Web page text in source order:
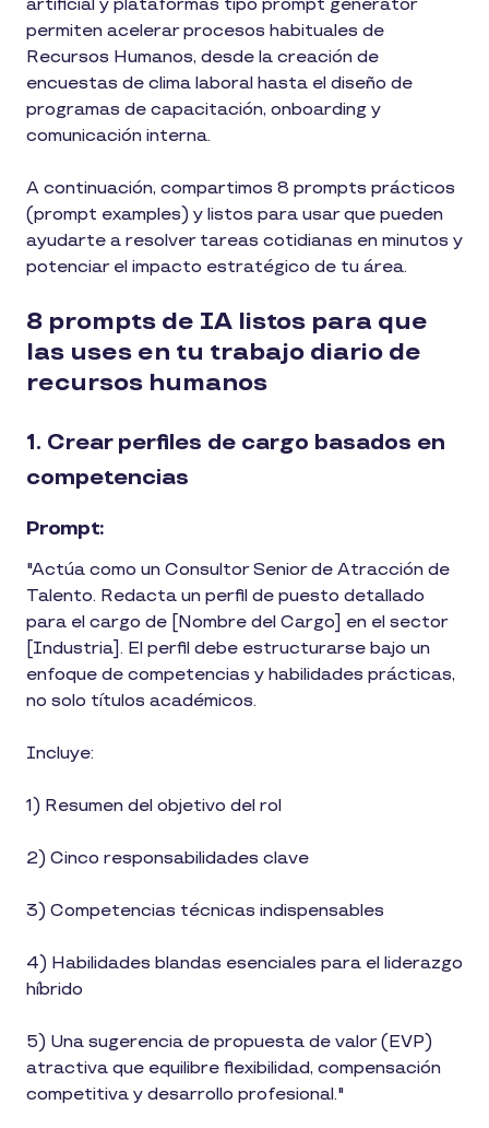
artificial y plataformas tipo prompt generator
permiten acelerar procesos habituales de
Recursos Humanos, desde la creación de
encuestas de clima laboral hasta el diseño de
programas de capacitación, onboarding y
comunicación interna.
A continuación, compartimos 8 prompts prácticos
(prompt examples) y listos para usar que pueden
ayudarte a resolver tareas cotidianas en minutos y
potenciar el impacto estratégico de tu área.
8 prompts de IA listos para que
las uses en tu trabajo diario de
recursos humanos
1. Crear perfiles de cargo basados en
competencias
Prompt:
"Actúa como un Consultor Senior de Atracción de
Talento. Redacta un perfil de puesto detallado
para el cargo de [Nombre del Cargo] en el sector
[Industria]. El perfil debe estructurarse bajo un
enfoque de competencias y habilidades prácticas,
no solo títulos académicos.
Incluye:
1) Resumen del objetivo del rol
2) Cinco responsabilidades clave
3) Competencias técnicas indispensables
4) Habilidades blandas esenciales para el liderazgo
híbrido
5) Una sugerencia de propuesta de valor (EVP)
atractiva que equilibre flexibilidad, compensación
competitiva y desarrollo profesional."